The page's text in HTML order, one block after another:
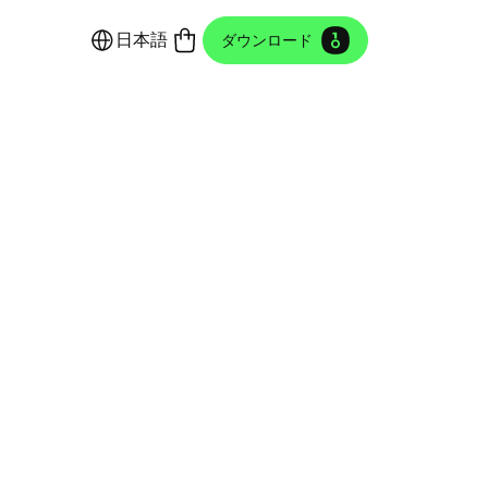
日本語 ダウンロード